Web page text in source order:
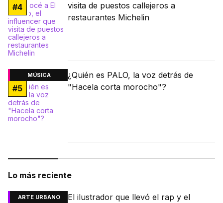
#4
visita de puestos callejeros a
restaurantes Michelin
MÚSICA
#5
¿Quién es PALO, la voz detrás de
"Hacela corta morocho"?
Lo más reciente
ARTE URBANO
El ilustrador que llevó el rap y el